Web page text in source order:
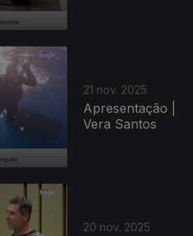
21 nov. 2025
Apresentação |
Vera Santos
20 nov. 2025